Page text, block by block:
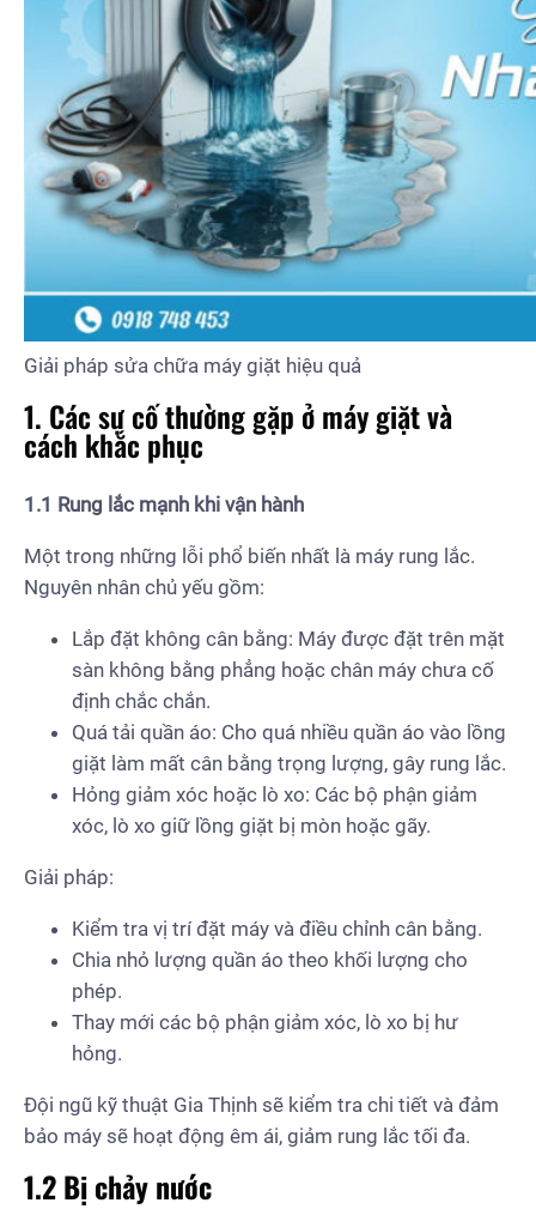
Giải pháp sửa chữa máy giặt hiệu quả
1. Các sự cố thường gặp ở máy giặt và
cách khắc phục
1.1 Rung lắc mạnh khi vận hành
Một trong những lỗi phổ biến nhất là máy rung lắc.
Nguyên nhân chủ yếu gồm:
Lắp đặt không cân bằng: Máy được đặt trên mặt
sàn không bằng phẳng hoặc chân máy chưa cố
định chắc chắn.
Quá tải quần áo: Cho quá nhiều quần áo vào lồng
giặt làm mất cân bằng trọng lượng, gây rung lắc.
Hỏng giảm xóc hoặc lò xo: Các bộ phận giảm
xóc, lò xo giữ lồng giặt bị mòn hoặc gãy.
Giải pháp:
Kiểm tra vị trí đặt máy và điều chỉnh cân bằng.
Chia nhỏ lượng quần áo theo khối lượng cho
phép.
Thay mới các bộ phận giảm xóc, lò xo bị hư
hỏng.
Đội ngũ kỹ thuật Gia Thịnh sẽ kiểm tra chi tiết và đảm
bảo máy sẽ hoạt động êm ái, giảm rung lắc tối đa.
1.2 Bị chảy nước